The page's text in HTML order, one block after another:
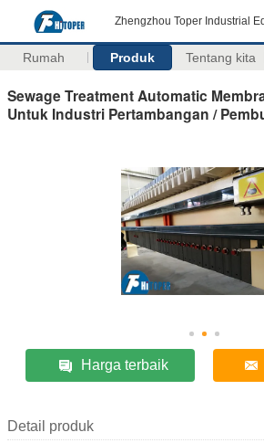
Zhengzhou Toper Industrial
Rumah Produk Tentang kita
Sewage Treatment Automatic
Untuk Industri Pertambangan /
Harga terbaik
Detail produk